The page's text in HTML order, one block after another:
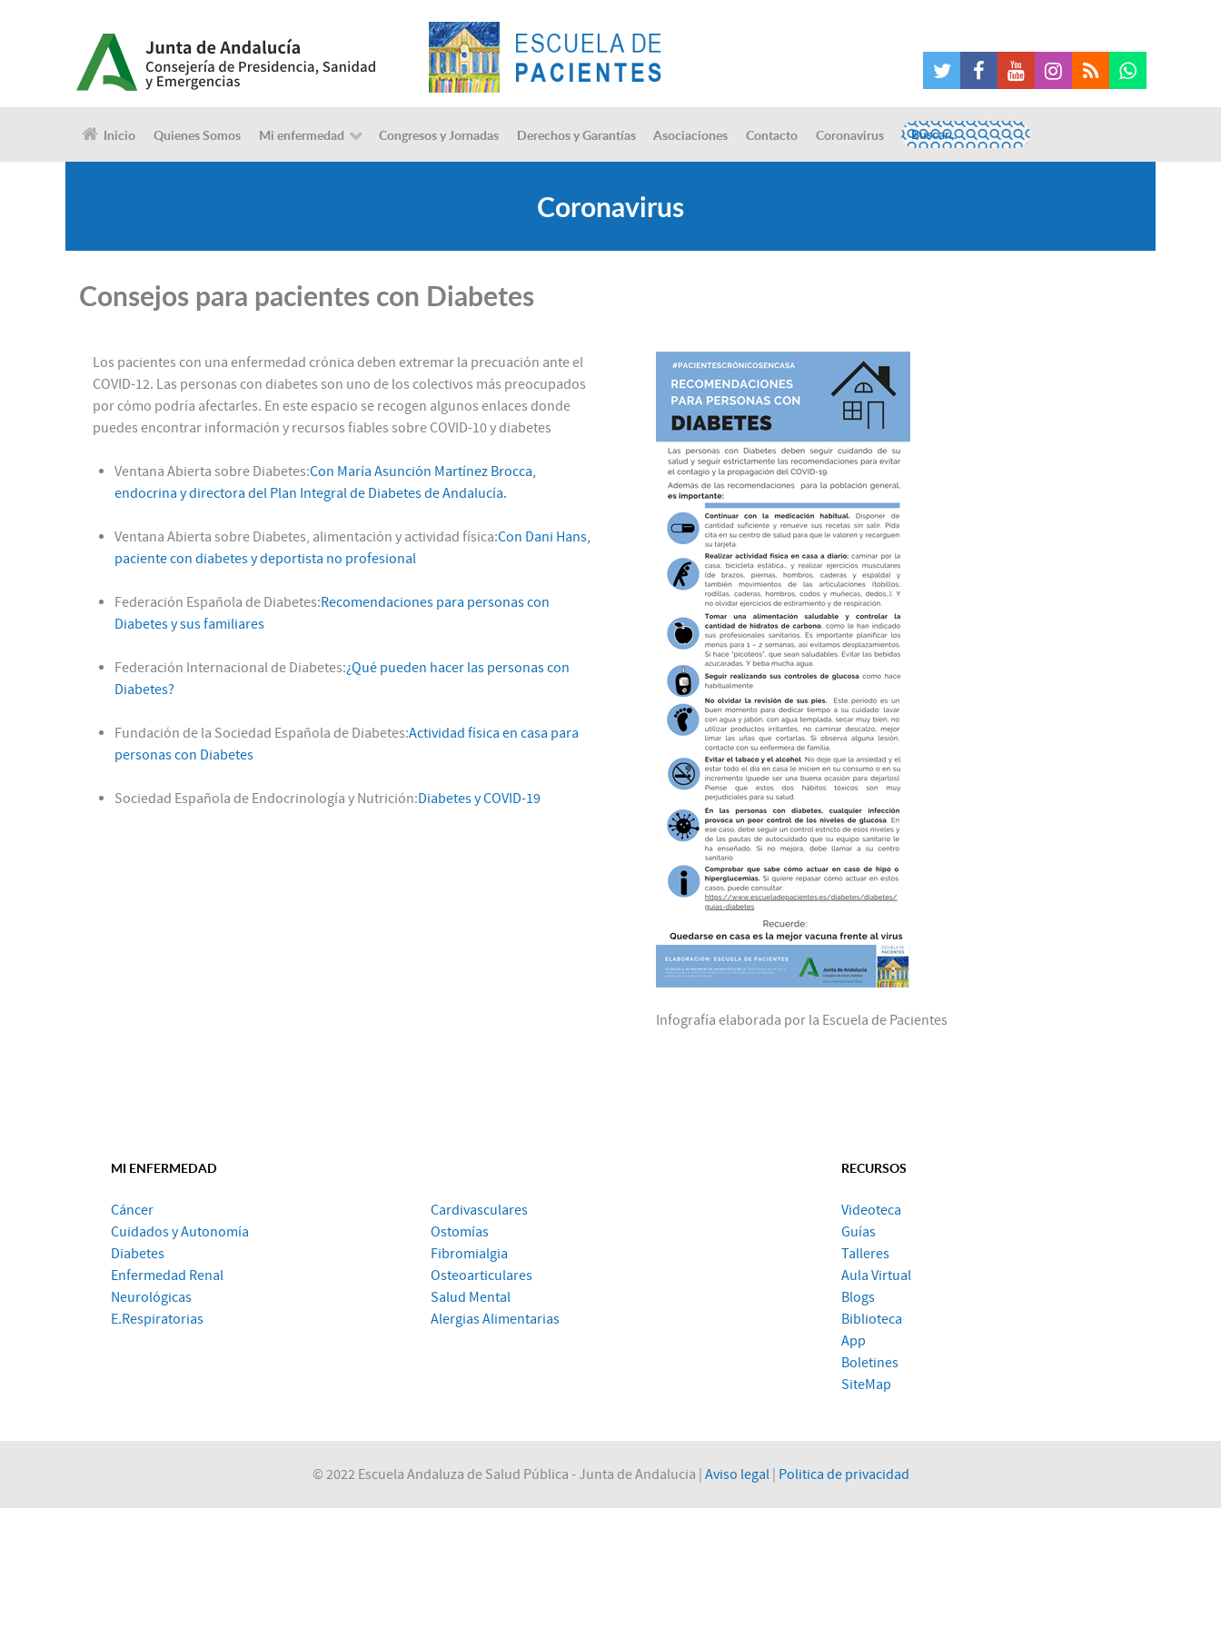
Inicio Quienes Somos Mi enfermedad Congresos y Jornadas Derechos y Garantías Asociaciones Contacto Coronavirus
Coronavirus
Consejos para pacientes con Diabetes
Los pacientes con una enfermedad crónica deben extremar la precuación ante el
COVID-12. Las personas con diabetes son uno de los colectivos más preocupados
por cómo podría afectarles. En este espacio se recogen algunos enlaces donde
puedes encontrar información y recursos fiables sobre COVID-10 y diabetes
Ventana Abierta sobre Diabetes:Con María Asunción Martínez Brocca,
endocrina y directora del Plan Integral de Diabetes de Andalucía.
Ventana Abierta sobre Diabetes, alimentación y actividad física:Con Dani Hans,
paciente con diabetes y deportista no profesional
Federación Española de Diabetes:Recomendaciones para personas con
Diabetes y sus familiares
Federación Internacional de Diabetes:¿Qué pueden hacer las personas con
Diabetes?
Fundación de la Sociedad Española de Diabetes:Actividad física en casa para
personas con Diabetes
Sociedad Española de Endocrinología y Nutrición:Diabetes y COVID-19
Infografía elaborada por la Escuela de Pacientes
MI ENFERMEDAD
Cáncer
Cuidados y Autonomía
Diabetes
Enfermedad Renal
Neurológicas
E.Respiratorias
Cardivasculares
Ostomías
Fibromialgia
Osteoarticulares
Salud Mental
Alergias Alimentarias
RECURSOS
Videoteca
Guías
Talleres
Aula Virtual
Blogs
Biblioteca
App
Boletines
SiteMap
© 2022 Escuela Andaluza de Salud Pública - Junta de Andalucia | Aviso legal| Politica de privacidad